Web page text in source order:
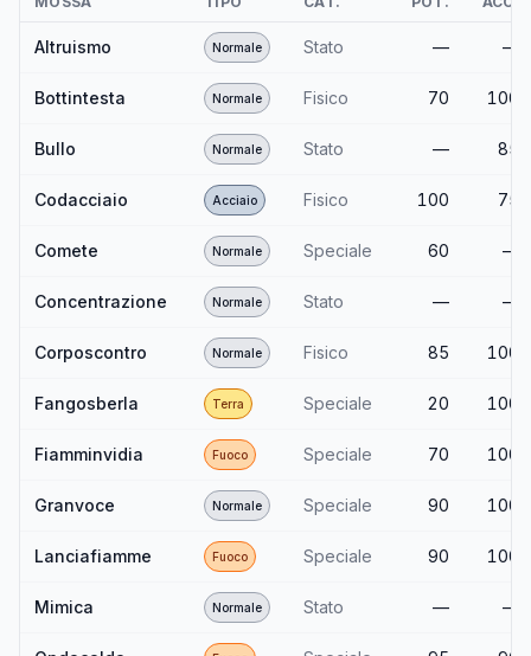
Altruismo Normale Stato — —
Bottintesta Normale Fisico 70 100
Bullo Normale Stato — 85
Codacciaio Acciaio Fisico 100 75
Comete Normale Speciale 60 —
Concentrazione Normale Stato — —
Corposcontro Normale Fisico 85 100
Fangosberla Terra Speciale 20 100
Fiamminvidia Fuoco Speciale 70 100
Granvoce Normale Speciale 90 100
Lanciafiamme Fuoco Speciale 90 100
Mimica Normale Stato — —